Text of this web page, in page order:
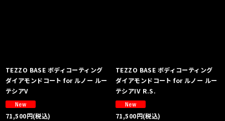
TEZZO BASE ボディコーティング
ダイアモンドコート for ルノー ルー
テシアV
71,500円(税込)
TEZZO BASE ボディコーティング
ダイアモンドコート for ルノー ルー
テシアIV R.S.
71,500円(税込)